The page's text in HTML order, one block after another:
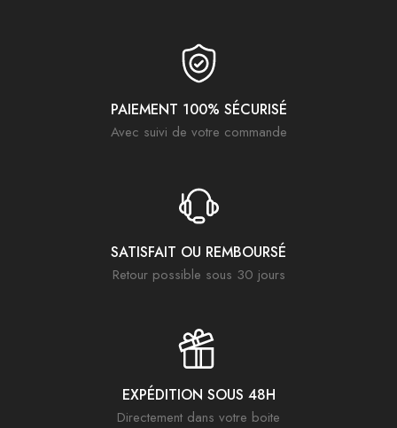
PAIEMENT 100% SÉCURISÉ
Avec suivi de votre commande
SATISFAIT OU REMBOURSÉ
Retour possible sous 30 jours
EXPÉDITION SOUS 48H
Directement dans votre boite